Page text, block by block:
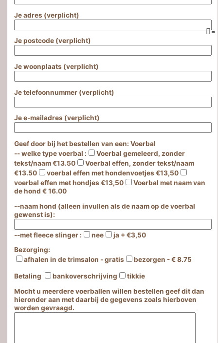
Je adres (verplicht)
Je postcode (verplicht)
Je woonplaats (verplicht)
Je telefoonnummer (verplicht)
Je e-mailadres (verplicht)
Geef door bij het bestellen van een: Voerbal
-- welke type voerbal :
Voerbal gemeleerd, zonder
tekst/naam €13.50
Voerbal effen, zonder tekst/naam
€13.50
voerbal effen met hondenvoetjes €13,50
voerbal effen met hondjes €13,50
Voerbal met naam van
de hond € 16.00
--naam hond (alleen invullen als de naam op de voerbal
gewenst is):
--met fleece slinger : nee
ja + €3,50
Bezorging:
afhalen in de trimsalon - gratis
bezorgen - € 8.75
Betaling bankoverschrijving
tikkie
Mocht u meerdere voerballen willen bestellen geef dit dan
hieronder aan met daarbij de gegevens zoals hierboven
worden gevraagd.